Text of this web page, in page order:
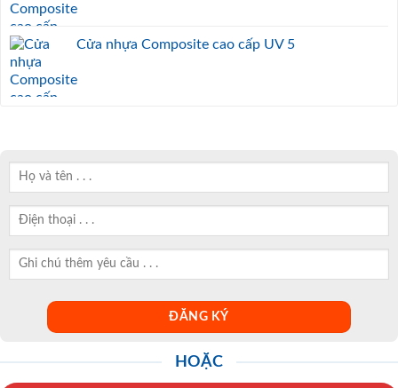
Cửa nhựa Composite cao cấp UV 5
HOẶC